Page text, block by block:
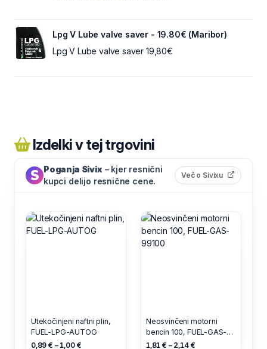
Lpg V Lube valve saver - 19.80€ (Maribor)
Lpg V Lube valve saver 19,80€
Izdelki v tej trgovini
Poganja Sivix – kjer resnični
kupci delijo resnične cene.
Več o Sivixu (odpre
Utekočinjeni naftni plin,
FUEL-LPG-AUTOG
0,89 € – 1,00 €
Neosvinčeni motorni
bencin 100, FUEL-GAS-
99100
1,81 € – 2,14 €